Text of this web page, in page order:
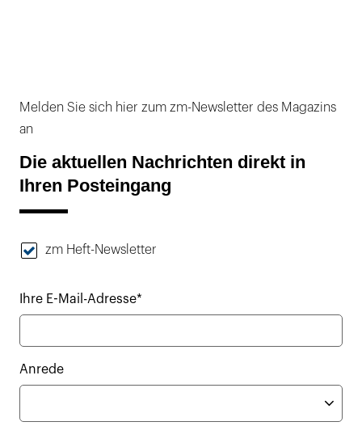
Melden Sie sich hier zum zm-Newsletter des Magazins
an
Die aktuellen Nachrichten direkt in
Ihren Posteingang
zm Heft-Newsletter
Ihre E-Mail-Adresse*
Anrede